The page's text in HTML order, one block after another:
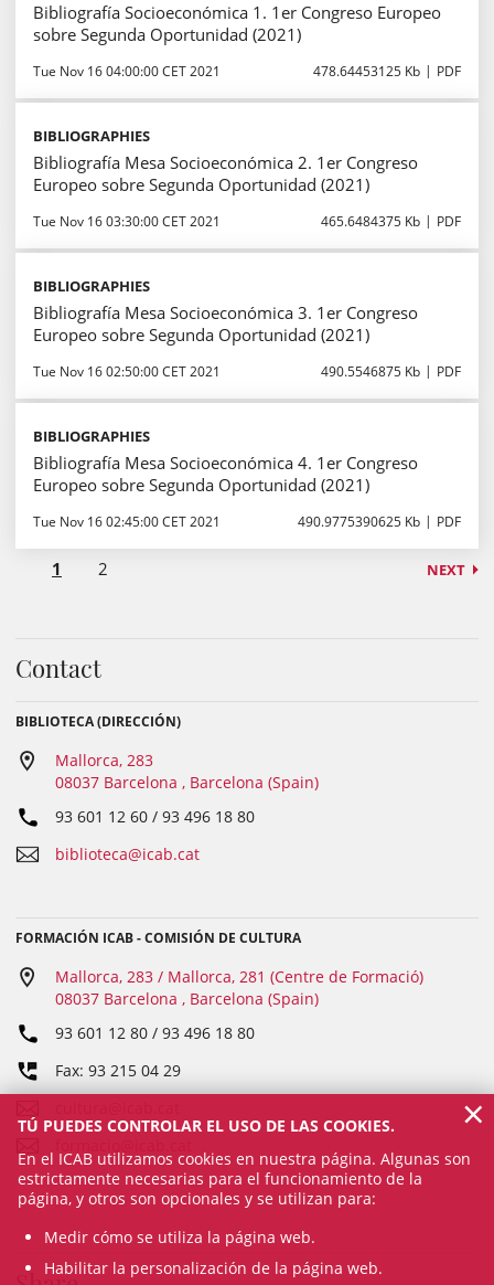
Bibliografía Socioeconómica 1. 1er Congreso Europeo
sobre Segunda Oportunidad (2021)
Tue Nov 16 04:00:00 CET 2021 478.64453125 Kb PDF
BIBLIOGRAPHIES
Bibliografía Mesa Socioeconómica 2. 1er Congreso
Europeo sobre Segunda Oportunidad (2021)
Tue Nov 16 03:30:00 CET 2021 465.6484375 Kb PDF
BIBLIOGRAPHIES
Bibliografía Mesa Socioeconómica 3. 1er Congreso
Europeo sobre Segunda Oportunidad (2021)
Tue Nov 16 02:50:00 CET 2021 490.5546875 Kb PDF
BIBLIOGRAPHIES
Bibliografía Mesa Socioeconómica 4. 1er Congreso
Europeo sobre Segunda Oportunidad (2021)
Tue Nov 16 02:45:00 CET 2021 490.9775390625 Kb PDF
1 2 NEXT
Contact
BIBLIOTECA (DIRECCIÓN)
Mallorca, 283
08037 Barcelona , Barcelona (Spain)
93 601 12 60 / 93 496 18 80
biblioteca@icab.cat
FORMACIÓN ICAB - COMISIÓN DE CULTURA
Mallorca, 283 / Mallorca, 281 (Centre de Formació)
08037 Barcelona , Barcelona (Spain)
93 601 12 80 / 93 496 18 80
Fax: 93 215 04 29
TÚ PUEDES CONTROLAR EL USO DE LAS COOKIES.
En el ICAB utilizamos cookies en nuestra página. Algunas son
estrictamente necesarias para el funcionamiento de la
página, y otros son opcionales y se utilizan para:
Medir cómo se utiliza la página web.
Habilitar la personalización de la página web.
×